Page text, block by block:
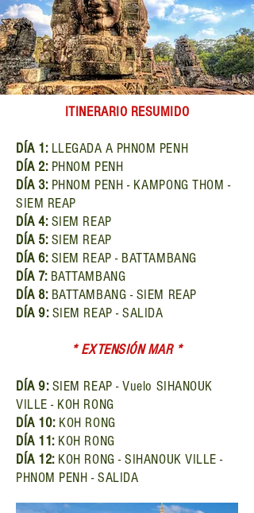
ITINERARIO RESUMIDO
DÍA 1:LLEGADA A PHNOM PENH
DÍA 2: PHNOM PENH
DÍA 3:PHNOM PENH - KAMPONG THOM -
SIEM REAP
DÍA 4:SIEM REAP
DÍA 5:SIEM REAP
DÍA 6:SIEM REAP - BATTAMBANG
DÍA 7: BATTAMBANG
DÍA 8:BATTAMBANG - SIEM REAP
DÍA 9:SIEM REAP - SALIDA
* EXTENSIÓN MAR *
DÍA 9:SIEM REAP - Vuelo SIHANOUK
VILLE - KOH RONG
DÍA 10:KOH RONG
DÍA 11: KOH RONG
DÍA 12:KOH RONG - SIHANOUK VILLE -
PHNOM PENH - SALIDA